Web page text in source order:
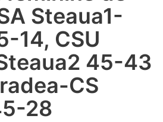
Steaua1-
14, CSU
45-43
CS
28